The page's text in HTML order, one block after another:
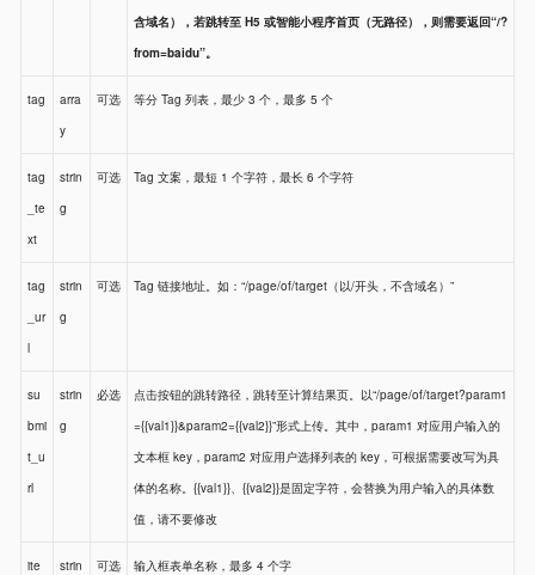
含域名），若跳转至 H5 或智能小程序首页（无路径），则需要返回“/?
from=baidu”。
tag
arra
y
可选 等分 Tag 列表，最少 3 个，最多 5 个
tag
_te
xt
strin
g
可选 Tag 文案，最短 1 个字符，最长 6 个字符
tag
_ur
l
strin
g
可选 Tag 链接地址。如：“/page/of/target（以/开头，不含域名）”
su
bmi
t_u
rl
strin
g
必选
点击按钮的跳转路径，跳转至计算结果页。以“/page/of/target?param1
={{val1}}&param2={{val2}}”形式上传。其中，param1 对应用户输入的
文本框 key，param2 对应用户选择列表的 key，可根据需要改写为具
体的名称。{{val1}}、{{val2}}是固定字符，会替换为用户输入的具体数
值，请不要修改
ite
strin
可选 输入框表单名称，最多 4 个字